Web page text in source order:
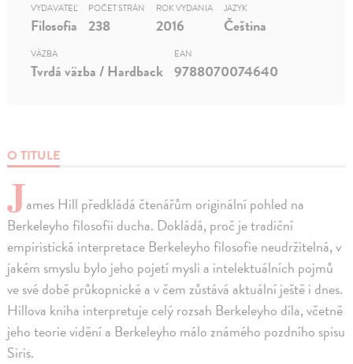
O TITULE
James Hill předkládá čtenářům originální pohled na
Berkeleyho filosofii ducha. Dokládá, proč je tradiční
empiristická interpretace Berkeleyho filosofie neudržitelná, v
jakém smyslu bylo jeho pojetí mysli a intelektuálních pojmů
ve své době průkopnické a v čem zůstává aktuální ještě i dnes.
Hillova kniha interpretuje celý rozsah Berkeleyho díla, včetně
jeho teorie vidění a Berkeleyho málo známého pozdního spisu
Siris.
VYDAVATEĽ
Filosofia
POČET STRÁN
238
ROK VYDANIA
2016
JAZYK
Čeština
VÄZBA
Tvrdá väzba / Hardback
EAN
9788070074640